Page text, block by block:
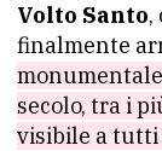
Volto Santo,
finalmente
secolo, tra i
visibile a tutti